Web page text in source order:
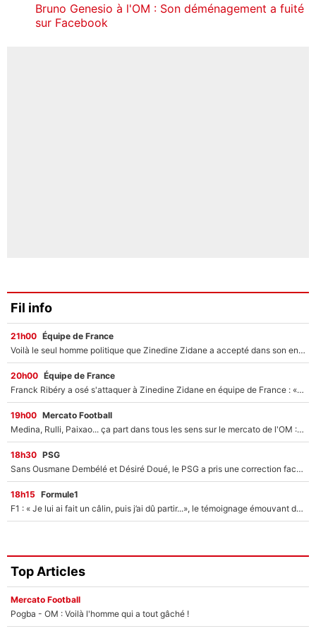
Bruno Genesio à l'OM : Son déménagement a fuité
sur Facebook
Fil info
21h00 Équipe de France
Voilà le seul homme politique que Zinedine Zidane a accepté dans son entourage : «Je garde un très bon souvenir de lui»
20h00 Équipe de France
Franck Ribéry a osé s'attaquer à Zinedine Zidane en équipe de France : «Je n'aurais jamais fait ça»
19h00 Mercato Football
Medina, Rulli, Paixao... ça part dans tous les sens sur le mercato de l'OM : Frank McCourt va enfin récupérer l'argent qu'il attend ?
18h30 PSG
Sans Ousmane Dembélé et Désiré Doué, le PSG a pris une correction face à Majorque : Luis Enrique attend avec impatience des renforts !
18h15 Formule1
F1 : « Je lui ai fait un câlin, puis j’ai dû partir...», le témoignage émouvant de Max Verstappen sur sa fille
Top Articles
Mercato Football
Pogba - OM : Voilà l'homme qui a tout gâché !